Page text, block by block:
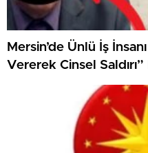
Mersin’de Ünlü İş
Vererek Cinsel Saldırı”